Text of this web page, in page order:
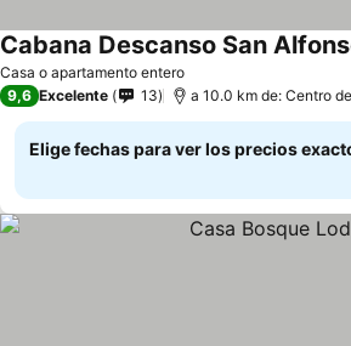
Casa o apartamento entero
Cabana Descanso San
9,6 Excelente 13 a 10.0 km de: Centro
Elige fechas para ver los precios